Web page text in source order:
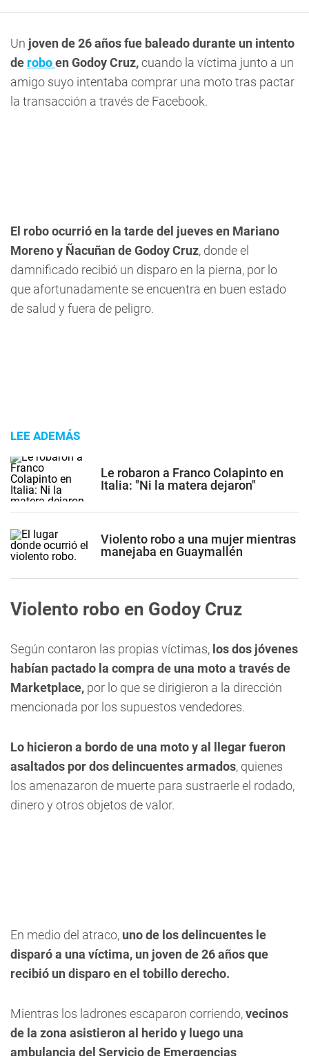
Un joven de 26 años fue baleado durante un intento
de roboen Godoy Cruz,cuando la víctima junto a un
amigo suyo intentaba comprar una moto tras pactar
la transacción a través de Facebook.
El robo ocurrió en la tarde del jueves en Mariano
Moreno y Ñacuñan de Godoy Cruz, donde el
damnificado recibió un disparo en la pierna, por lo
que afortunadamente se encuentra en buen estado
de salud y fuera de peligro.
LEE ADEMÁS
Le robaron a Franco Colapinto en
Italia: "Ni la matera dejaron"
Violento robo a una mujer mientras
manejaba en Guaymallén
Violento robo en Godoy Cruz
Según contaron las propias víctimas, los dos jóvenes
habían pactado la compra de una moto a través de
Marketplace, por lo que se dirigieron a la dirección
mencionada por los supuestos vendedores.
Lo hicieron a bordo de una moto y al llegar fueron
asaltados por dos delincuentes armados, quienes
los amenazaron de muerte para sustraerle el rodado,
dinero y otros objetos de valor.
En medio del atraco, uno de los delincuentes le
disparó a una víctima, un joven de 26 años que
recibió un disparo en el tobillo derecho.
Mientras los ladrones escaparon corriendo,vecinos
de la zona asistieron al herido y luego una
ambulancia del Servicio de Emergencias